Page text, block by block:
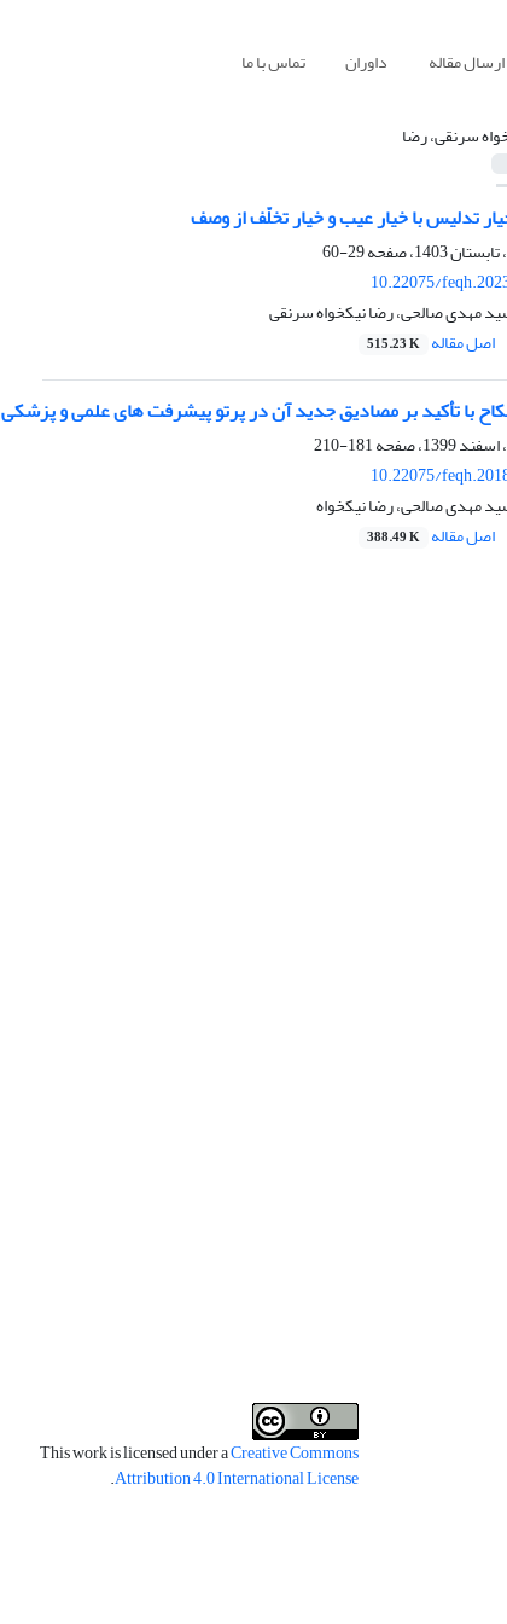
ارسال مقاله داوران تماس با ما
سرنقی، رضا
تدلیس با خیار عیب و خیار تخلّف از وصف
29-60
10.22075/
مهدی صالحی، رضا نیکخواه سرنقی
اصل مقاله 515.23 K
با تأکید بر مصادیق جدید آن در پرتو پیشرفت های علمی و پزشکی
181-210
10.22075/
مهدی صالحی، رضا نیکخواه
اصل مقاله 388.49 K
This work is licensed under aCreative Commons
Attribution 4.0 International License
.